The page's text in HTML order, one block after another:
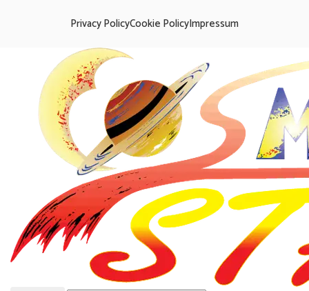
Privacy PolicyCookie PolicyImpressum